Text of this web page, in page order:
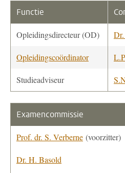
Functie
Opleidingsdirecteur (OD)
Opleidingscoördinator
Studieadviseur
Examencommissie
Prof. dr. S. Verberne (voorzitter)
Dr. H. Basold